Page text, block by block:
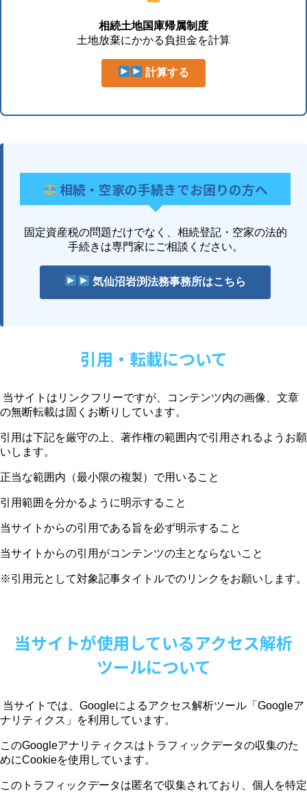
相続土地国庫帰属制度
土地放棄にかかる負担金を計算
計算する
相続・空家の手続きでお困りの方へ
固定資産税の問題だけでなく、相続登記・空家の法的
手続きは専門家にご相談ください。
気仙沼岩渕法務事務所はこちら
引用・転載について
当サイトはリンクフリーですが、コンテンツ内の画像、文章
の無断転載は固くお断りしています。
引用は下記を厳守の上、著作権の範囲内で引用されるようお願
いします。
正当な範囲内（最小限の複製）で用いること
引用範囲を分かるように明示すること
当サイトからの引用である旨を必ず明示すること
当サイトからの引用がコンテンツの主とならないこと
※引用元として対象記事タイトルでのリンクをお願いします。
当サイトが使用しているアクセス解析
ツールについて
当サイトでは、 Googleによるアクセス解析ツール「 Googleア
ナリティクス」を利用しています。
このGoogleアナリティクスはトラフィックデータの収集のた
めにCookieを使用しています。
このトラフィックデータは匿名で収集されており、個人を特定